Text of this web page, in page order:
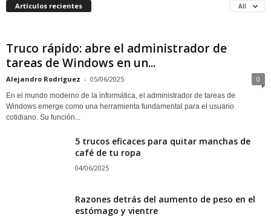
Artículos recientes All
Truco rápido: abre el administrador de
tareas de Windows en un...
Alejandro Rodríguez - 05/06/2025 0
En el mundo moderno de la informática, el administrador de tareas de
Windows emerge como una herramienta fundamental para el usuario
cotidiano. Su función...
5 trucos eficaces para quitar manchas de
café de tu ropa
04/06/2025
Razones detrás del aumento de peso en el
estómago y vientre